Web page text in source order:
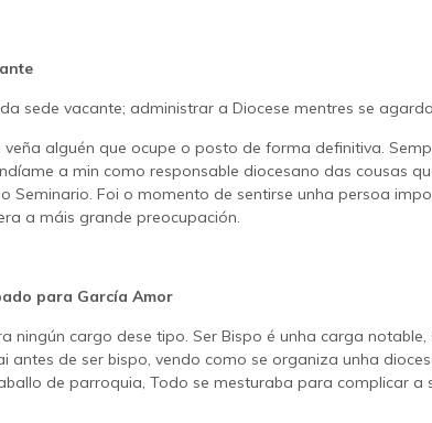
sede vacante; administrar a Diocese mentres se
alguén que ocupe o posto de forma definitiva.
a min como responsable diocesano das cousas
Foi o momento de sentirse unha persoa
a máis grande preocupación.
para García Amor
cargo dese tipo. Ser Bispo é unha carga
de ser bispo, vendo como se organiza unha
de parroquia, Todo se mesturaba para complicar a